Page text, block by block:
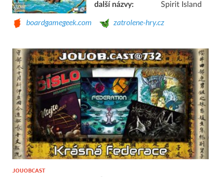
další názvy:
Spirit Island
boardgamegeek.com zatrolene-hry.cz
JOUOBCAST